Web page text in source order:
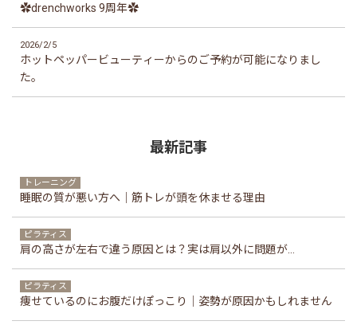
✿drenchworks 9周年✿
2026/2/5
ホットペッパービューティーからのご予約が可能になりまし
た。
最新記事
トレーニング
睡眠の質が悪い方へ｜筋トレが頭を休ませる理由
ピラティス
肩の高さが左右で違う原因とは？実は肩以外に問題が...
ピラティス
痩せているのにお腹だけぽっこり｜姿勢が原因かもしれません